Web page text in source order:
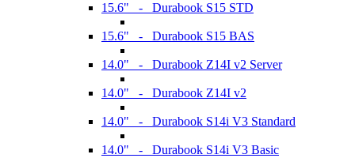
15.6" - Durabook S15 STD
15.6" - Durabook S15 BAS
14.0" - Durabook Z14I v2 Server
14.0" - Durabook Z14I v2
14.0" - Durabook S14i V3 Standard
14.0" - Durabook S14i V3 Basic